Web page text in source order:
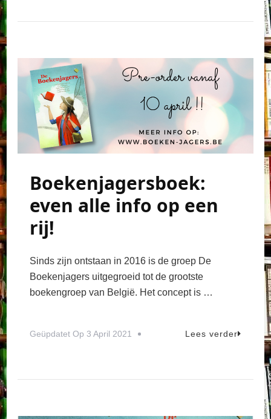
Boekenjagersboek:
even alle info op een
rij!
Sinds zijn ontstaan in 2016 is de groep De
Boekenjagers uitgegroeid tot de grootste
boekengroep van België. Het concept is …
Geüpdatet Op 3 April 2021 Lees verder